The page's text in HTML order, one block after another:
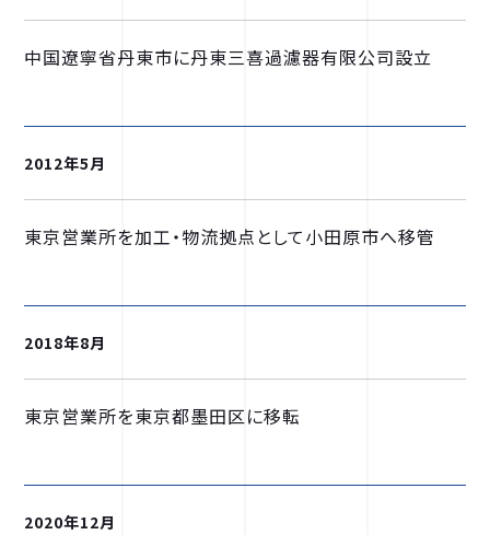
中国遼寧省丹東市に丹東三喜過濾器有限公司設立
2012年5月
東京営業所を加工・物流拠点として小田原市へ移管
2018年8月
東京営業所を東京都墨田区に移転
2020年12月